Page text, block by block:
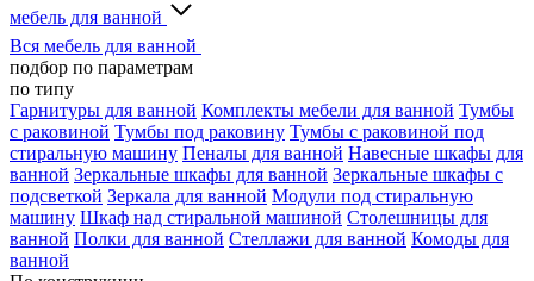
мебель для ванной
Вся мебель для ванной
подбор по параметрам
по типу
Гарнитуры для ванной Комплекты мебели для ванной Тумбы
с раковиной Тумбы под раковину Тумбы с раковиной под
стиральную машину Пеналы для ванной Навесные шкафы для
ванной Зеркальные шкафы для ванной Зеркальные шкафы с
подсветкой Зеркала для ванной Модули под стиральную
машину Шкаф над стиральной машиной Столешницы для
ванной Полки для ванной Стеллажи для ванной Комоды для
ванной